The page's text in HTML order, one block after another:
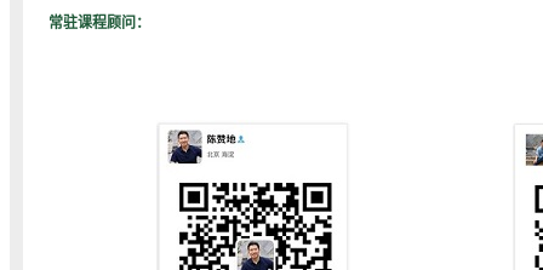
常驻课程顾问：